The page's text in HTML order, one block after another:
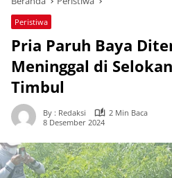
Peristiwa
Pria Paruh Baya
Meninggal di
Timbul
By : Redaksi
2 Min Baca
8 Desember 2024